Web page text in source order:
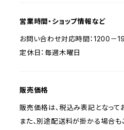
営業時間・ショップ情報など
お問い合わせ対応時間：1200－
定休日：毎週木曜日
販売価格
販売価格は、税込み表記となって
また、別途配送料が掛かる場合も